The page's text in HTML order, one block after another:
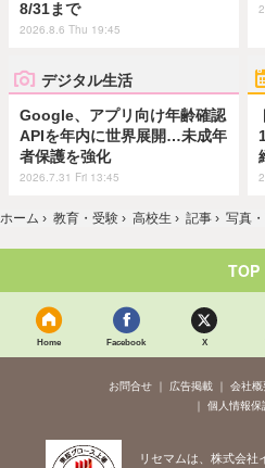
8/31まで
2026.8.6 Thu 19:45
デジタル生活
Google、アプリ向け年齢確認
APIを年内に世界展開…未成年
者保護を強化
2026.7.31 Fri 13:45
ホーム › 教育・受験 › 高校生 › 記事 › 写真
TOP
Home Facebook X
お問合せ 広告掲載 会社概
個人情報保
リセマムは、株式会社